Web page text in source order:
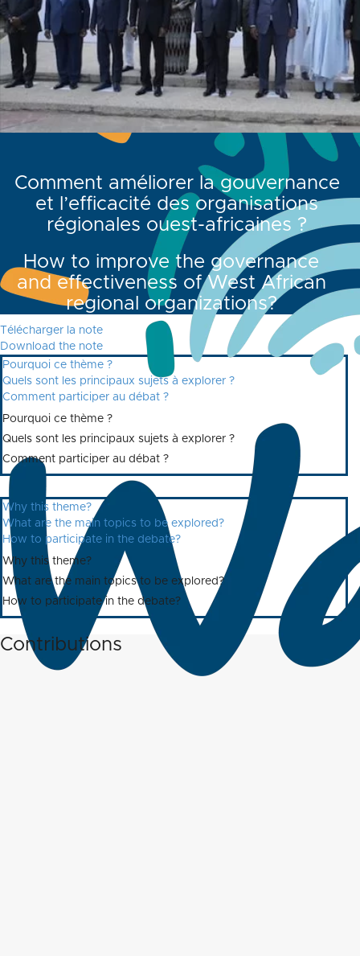
Comment améliorer la gouvernance
et l’efficacité des organisations
régionales ouest-africaines ?
How to improve the governance
and effectiveness of West African
regional organizations?
Télécharger la note
Download the note
Pourquoi ce thème ?
Quels sont les principaux sujets à explorer ?
Comment participer au débat ?
Pourquoi ce thème ?
Quels sont les principaux sujets à explorer ?
Comment participer au débat ?
Why this theme?
What are the main topics to be explored?
How to participate in the debate?
Why this theme?
What are the main topics to be explored?
How to participate in the debate?
Contributions